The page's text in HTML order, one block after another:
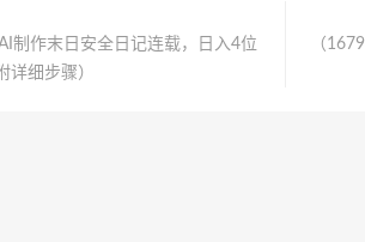
制作末日安全日记连载，日入4位
详细步骤）
（